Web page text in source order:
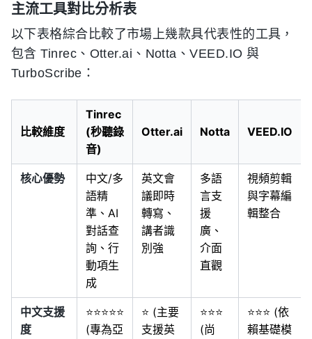
主流工具對比分析表
以下表格綜合比較了市場上幾款具代表性的工具，
包含 Tinrec、Otter.ai、Notta、VEED.IO 與
TurboScribe：
比較維度
Tinrec
(秒聽錄
音)
Otter.ai Notta VEED.IO
核心優勢
中文/多
語精
準、AI
對話查
詢、行
動項生
成
英文會
議即時
轉寫、
講者識
別強
多語
言支
援
廣、
介面
直觀
視頻剪輯
與字幕編
輯整合
中文支援
度
⭐⭐⭐⭐⭐
(專為亞
⭐ (主要
支援英
⭐⭐⭐
(尚
⭐⭐⭐ (依
賴基礎模